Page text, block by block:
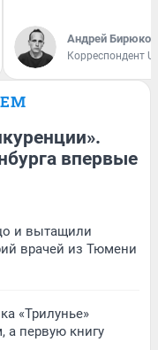
Андрей Бирюков
Корреспондент
впервые
и вытащили
врачей из Тюмени
«Трилунье»
а первую книгу